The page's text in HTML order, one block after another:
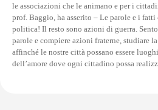
le associazioni che le animano e per i
prof. Baggio, ha asserito – Le parole e i fatti
politica! Il resto sono azioni di guerra.
parole e compiere azioni fraterne, studiare
affinché le nostre città possano essere
dell’amore dove ogni cittadino possa